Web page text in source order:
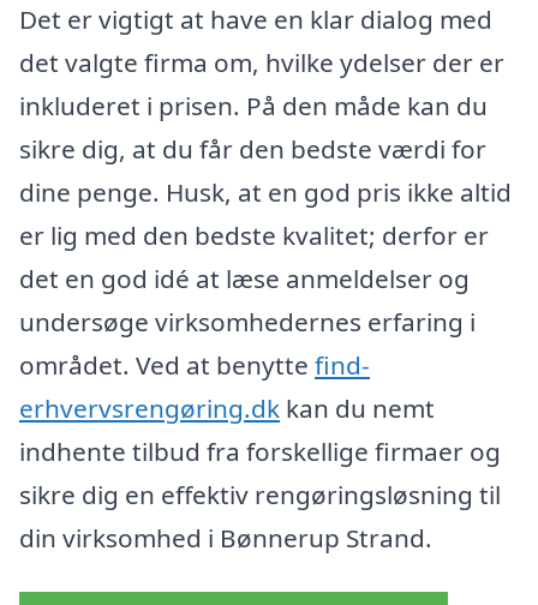
Det er vigtigt at have en klar dialog med
det valgte firma om, hvilke ydelser der er
inkluderet i prisen. På den måde kan du
sikre dig, at du får den bedste værdi for
dine penge. Husk, at en god pris ikke altid
er lig med den bedste kvalitet; derfor er
det en god idé at læse anmeldelser og
undersøge virksomhedernes erfaring i
området. Ved at benytte find-
erhvervsrengøring.dk kan du nemt
indhente tilbud fra forskellige firmaer og
sikre dig en effektiv rengøringsløsning til
din virksomhed i Bønnerup Strand.